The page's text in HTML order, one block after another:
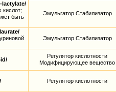
lactylate/
кислот;
быть
Эмульгатор Стабилизатор
Эмульгатор Стабилизатор
Регулятор кислотности
Модифицирующее вещество
Регулятор кислотности